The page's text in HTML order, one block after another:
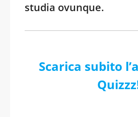
studia ovunque.
Scarica subito